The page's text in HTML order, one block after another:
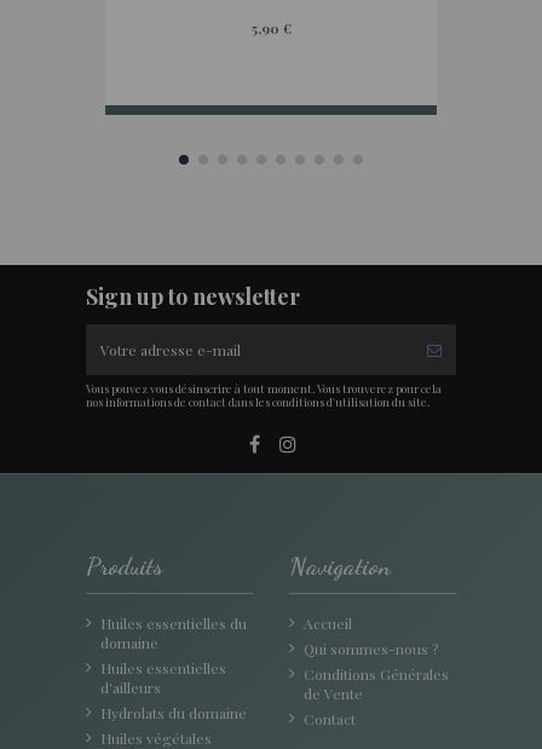
5,90 €
Sign up to newsletter
Vous pouvez vous désinscrire à tout moment. Vous trouverez pour cela
nos informations de contact dans les conditions d'utilisation du site.
Produits
Huiles essentielles du
domaine
Huiles essentielles
d'ailleurs
Hydrolats du domaine
Huiles végétales
Navigation
Accueil
Qui sommes-nous ?
Conditions Générales
de Vente
Contact